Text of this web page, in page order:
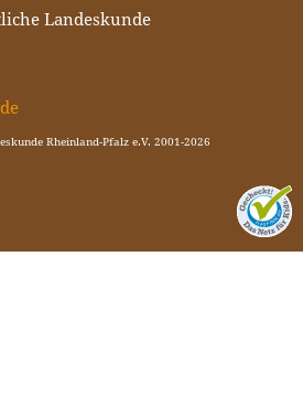
Landeskunde
Rheinland-Pfalz e.V. 2001-2026